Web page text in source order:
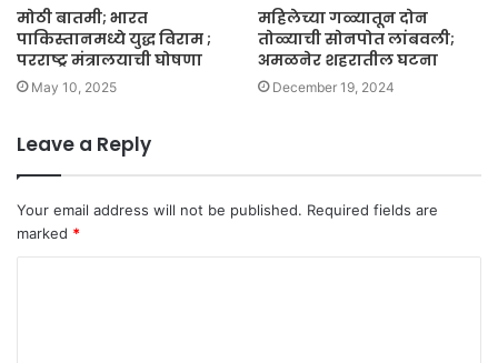
मोठी बातमी; भारत
पाकिस्तानमध्ये युद्ध विराम ;
परराष्ट्र मंत्रालयाची घोषणा
May 10, 2025
महिलेच्या गळ्यातून दोन
तोळ्याची सोनपोत लांबवली;
अमळनेर शहरातील घटना
December 19, 2024
Leave a Reply
Your email address will not be published. Required fields are
marked *